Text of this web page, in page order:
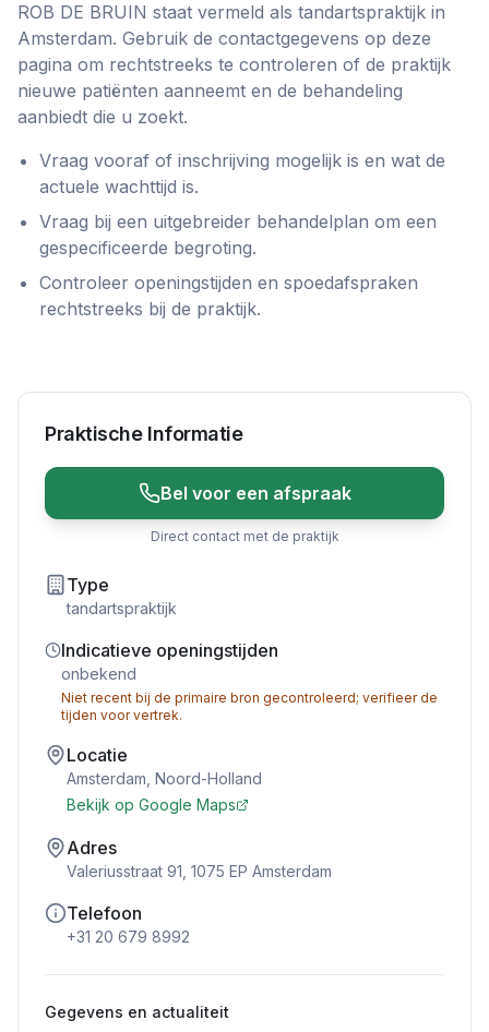
ROB DE BRUIN staat vermeld als tandartspraktijk in
Amsterdam. Gebruik de contactgegevens op deze
pagina om rechtstreeks te controleren of de praktijk
nieuwe patiënten aanneemt en de behandeling
aanbiedt die u zoekt.
Vraag vooraf of inschrijving mogelijk is en wat de
actuele wachttijd is.
Vraag bij een uitgebreider behandelplan om een
gespecificeerde begroting.
Controleer openingstijden en spoedafspraken
rechtstreeks bij de praktijk.
Praktische Informatie
Bel voor een afspraak
Direct contact met de praktijk
Type
tandartspraktijk
Indicatieve openingstijden
onbekend
Niet recent bij de primaire bron gecontroleerd; verifieer de
tijden voor vertrek.
Locatie
Amsterdam Noord-Holland
Bekijk op Google Maps
Adres
Valeriusstraat 91, 1075 EP Amsterdam
Telefoon
+31 20 679 8992
Gegevens en actualiteit